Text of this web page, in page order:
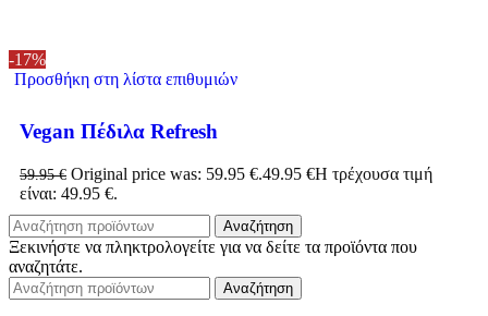
-17%
Προσθήκη στη λίστα επιθυμιών
Vegan Πέδιλα Refresh
59.95€ Original price was: 59.95 €.49.95 €Η τρέχουσα τιμή
είναι: 49.95 €.
Αναζήτηση
Ξεκινήστε να πληκτρολογείτε για να δείτε τα προϊόντα που
αναζητάτε.
Αναζήτηση